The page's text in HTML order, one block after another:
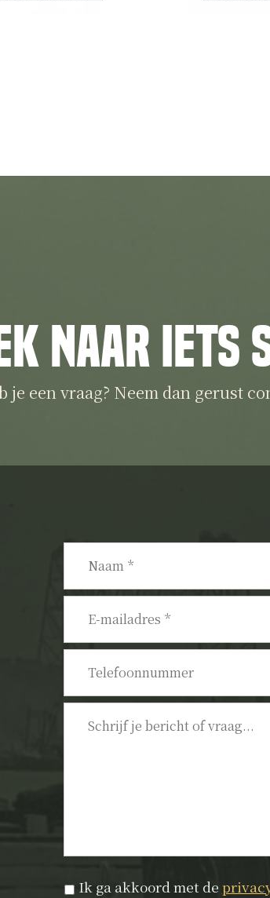
naar iets
je een vraag? Neem dan gerust
mailadres *
Privacyverklaring *
Ik ga akkoord met de